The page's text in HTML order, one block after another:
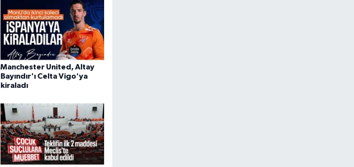
Manchester United, Altay
Bayındır'ı Celta Vigo'ya
kiraladı